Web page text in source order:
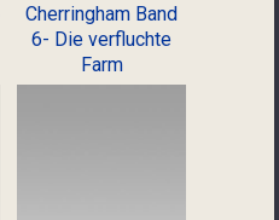
Cherringham Band
6- Die verfluchte
Farm